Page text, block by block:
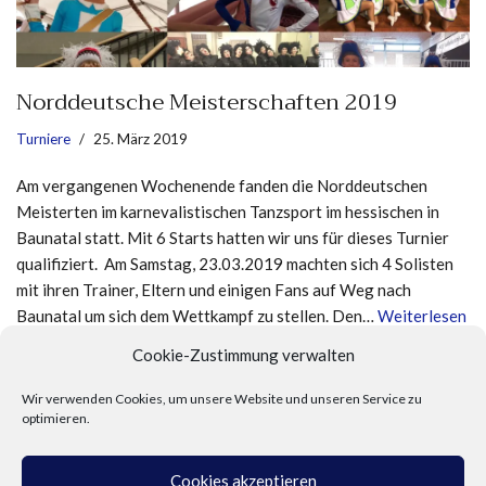
Cookie-Zustimmung verwalten
Wir verwenden Cookies, um unsere Website und unseren Service zu
optimieren.
Cookies akzeptieren
Norddeutsche Meisterschaften 2019
Turniere 25. März 2019
Am vergangenen Wochenende fanden die Norddeutschen
Meisterten im karnevalistischen Tanzsport im hessischen in
Baunatal statt. Mit 6 Starts hatten wir uns für dieses Turnier
qualifiziert. Am Samstag, 23.03.2019 machten sich 4 Solisten
mit ihren Trainer, Eltern und einigen Fans auf Weg nach
Baunatal um sich dem Wettkampf zu stellen. Den… Weiterlesen